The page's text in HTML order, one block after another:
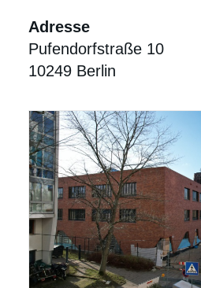
Adresse
Pufendorfstraße 10
10249 Berlin